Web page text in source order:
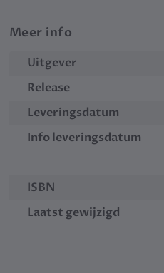
Meer info
Uitgever
Release
Leveringsdatum
Info leveringsdatum
ISBN
Laatst gewijzigd